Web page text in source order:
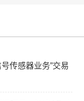
传感器业务”交易